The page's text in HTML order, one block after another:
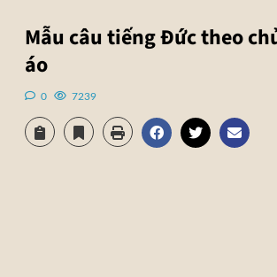
Mẫu câu tiếng Đức theo
áo
0 7239